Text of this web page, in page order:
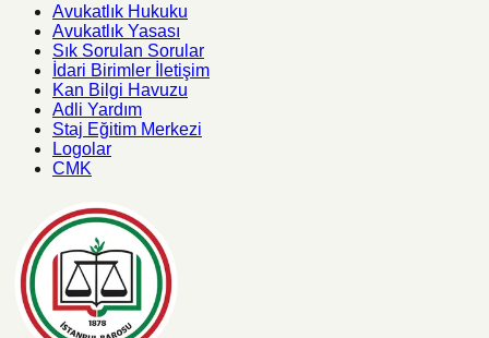
Avukatlık Hukuku
Avukatlık Yasası
Sık Sorulan Sorular
İdari Birimler İletişim
Kan Bilgi Havuzu
Adli Yardım
Staj Eğitim Merkezi
Logolar
CMK